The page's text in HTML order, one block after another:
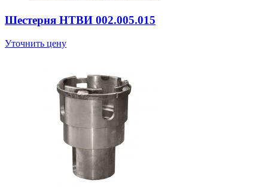
Шестерня НТВИ 002.005.015
Уточнить цену